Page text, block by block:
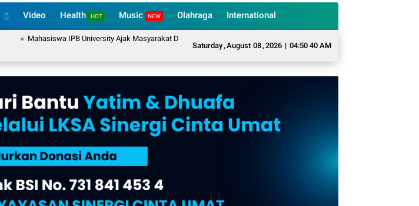
Video Health HOT Music NEW Olahraga International
Saturday,August 08,2026 | 04:50 40 AM
Mahasiswa IPB University Ajak Masyarakat Desa Sukarame Mengubah Sampah Organik Menjadi Eco Enzyme yang Memiliki